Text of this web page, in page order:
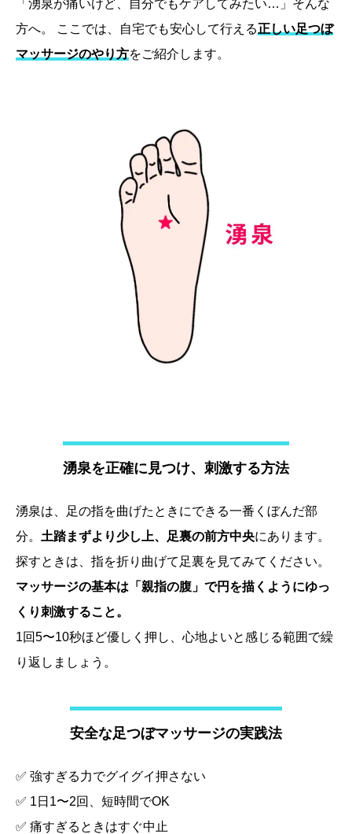
「湧泉が痛いけど、自分でもケアしてみたい…」そんな
方へ。 ここでは、自宅でも安心して行える正しい足つぼ
マッサージのやり方をご紹介します。
湧泉を正確に見つけ、刺激する方法
湧泉は、足の指を曲げたときにできる一番くぼんだ部
分。 土踏まずより少し上、足裏の前方中央にあります。
探すときは、指を折り曲げて足裏を見てみてください。
マッサージの基本は「親指の腹」で円を描くようにゆっ
くり刺激すること。
1回5〜10秒ほど優しく押し、心地よいと感じる範囲で繰
り返しましょう。
安全な足つぼマッサージの実践法
✅ 強すぎる力でグイグイ押さない
✅ 1日1〜2回、短時間でOK
✅ 痛すぎるときはすぐ中止